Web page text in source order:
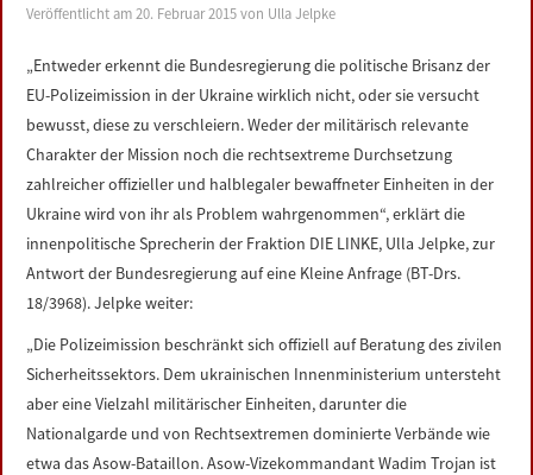
DATENSCHUTZERKLÄRUNG
Veröffentlicht am20. Februar 2015 von Ulla Jelpke
„Entweder erkennt die Bundesregierung die politische Brisanz der
EU-Polizeimission in der Ukraine wirklich nicht, oder sie versucht
bewusst, diese zu verschleiern. Weder der militärisch relevante
Charakter der Mission noch die rechtsextreme Durchsetzung
zahlreicher offizieller und halblegaler bewaffneter Einheiten in der
Ukraine wird von ihr als Problem wahrgenommen“, erklärt die
innenpolitische Sprecherin der Fraktion DIE LINKE, Ulla Jelpke, zur
Antwort der Bundesregierung auf eine Kleine Anfrage (BT-Drs.
18/3968). Jelpke weiter:
„Die Polizeimission beschränkt sich offiziell auf Beratung des zivilen
Sicherheitssektors. Dem ukrainischen Innenministerium untersteht
aber eine Vielzahl militärischer Einheiten, darunter die
Nationalgarde und von Rechtsextremen dominierte Verbände wie
etwa das Asow-Bataillon. Asow-Vizekommandant Wadim Trojan ist